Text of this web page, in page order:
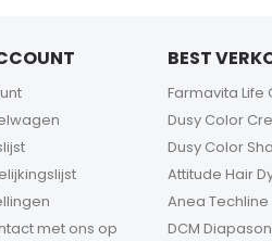
met ons op
BEST
Farmavita Life
Dusy Color
Dusy Color
Attitude Hair
Anea Techline
DCM Diapason